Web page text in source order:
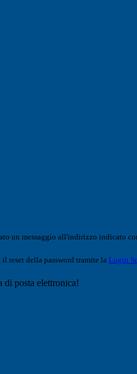
un messaggio all'indirizzo indicato
reset della password tramite la Login
di posta elettronica!